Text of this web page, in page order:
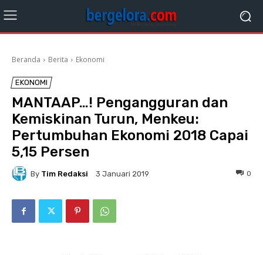
Beranda Berita Ekonomi
EKONOMI
MANTAAP…! Pengangguran dan
Kemiskinan Turun, Menkeu:
Pertumbuhan Ekonomi 2018 Capai
5,15 Persen
By Tim Redaksi 3 Januari 2019 0